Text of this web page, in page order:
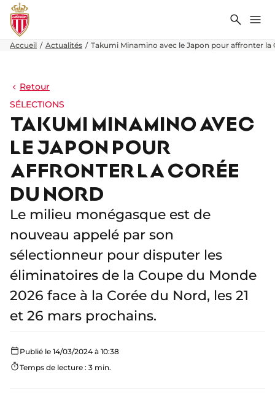
Accueil Actualités Takumi Minamino avec le Japon pour affronter la
Retour
SÉLECTIONS
TAKUMI MINAMINO AVEC
LE JAPON POUR
AFFRONTER LA CORÉE
DU NORD
Le milieu monégasque est de
nouveau appelé par son
sélectionneur pour disputer les
éliminatoires de la Coupe du Monde
2026 face à la Corée du Nord, les 21
et 26 mars prochains.
Publié le 14/03/2024 à 10:38
Temps de lecture : 3 min.